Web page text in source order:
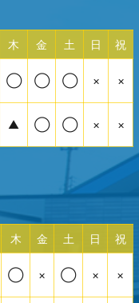
木 金 土 日 祝
◯ ◯ ◯ × ×
▲ ◯ ◯ × ×
木 金 土 日 祝
◯ × ◯ × ×